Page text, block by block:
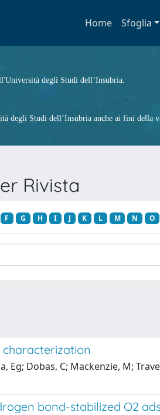
Home Sfoglia
degli Studi dell’Insubria.
degli Studi dell’Insubria anche ai fini della
Rivista
F G H I J K L M N O
Eg; Dobas, C; Mackenzie, M;
bond-stabilized O2